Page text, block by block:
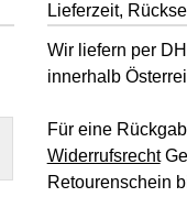
Lieferzeit,
Wir liefern per
innerhalb
Für eine
Widerrufsrecht
Retourenschein